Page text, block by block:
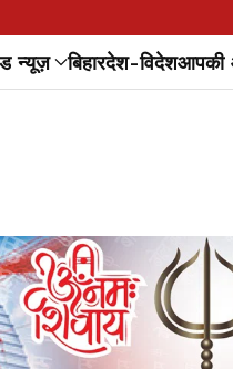
न्यूज़ बिहारदेश-विदेशआपकी